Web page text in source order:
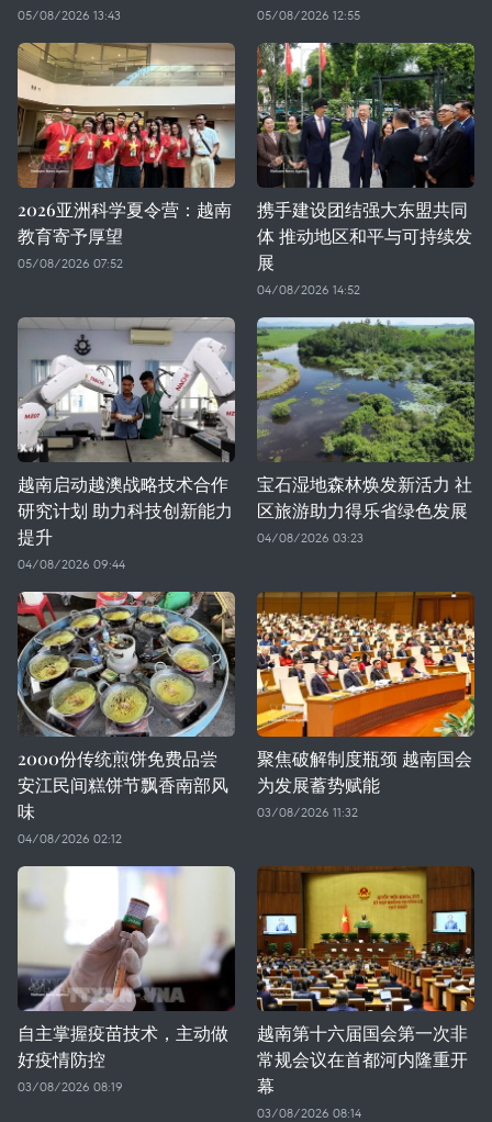
05/08/2026 13:43 05/08/2026 12:55
2026亚洲科学夏令营：越南
教育寄予厚望
05/08/2026 07:52
携手建设团结强大东盟共同
体 推动地区和平与可持续发
展
04/08/2026 14:52
越南启动越澳战略技术合作
研究计划 助力科技创新能力
提升
04/08/2026 09:44
宝石湿地森林焕发新活力 社
区旅游助力得乐省绿色发展
04/08/2026 03:23
2000份传统煎饼免费品尝
安江民间糕饼节飘香南部风
味
04/08/2026 02:12
聚焦破解制度瓶颈 越南国会
为发展蓄势赋能
03/08/2026 11:32
自主掌握疫苗技术，主动做
好疫情防控
03/08/2026 08:19
越南第十六届国会第一次非
常规会议在首都河内隆重开
幕
03/08/2026 08:14